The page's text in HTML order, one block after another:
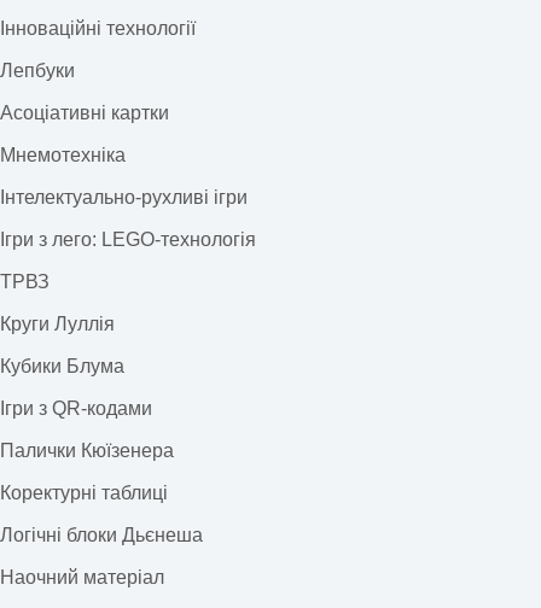
Інноваційні технології
Лепбуки
Асоціативні картки
Мнемотехніка
Інтелектуально-рухливі ігри
Ігри з лего: LEGO-технологія
ТРВЗ
Круги Луллія
Кубики Блума
Ігри з QR-кодами
Палички Кюїзенера
Коректурні таблиці
Логічні блоки Дьєнеша
Наочний матеріал